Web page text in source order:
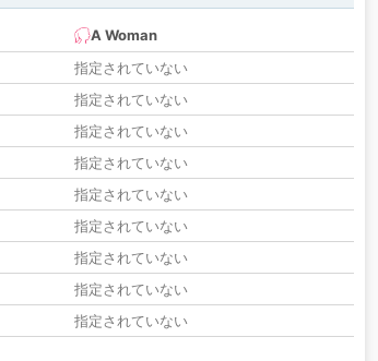
A Woman
指定されていない
指定されていない
指定されていない
指定されていない
指定されていない
指定されていない
指定されていない
指定されていない
指定されていない